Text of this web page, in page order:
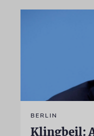
BERLIN
Klingbeil: